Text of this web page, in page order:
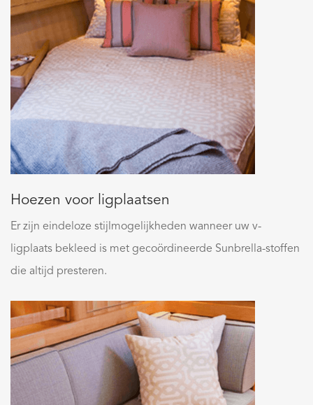
Hoezen voor ligplaatsen
Er zijn eindeloze stijlmogelijkheden wanneer uw v-
ligplaats bekleed is met gecoördineerde Sunbrella-stoffen
die altijd presteren.